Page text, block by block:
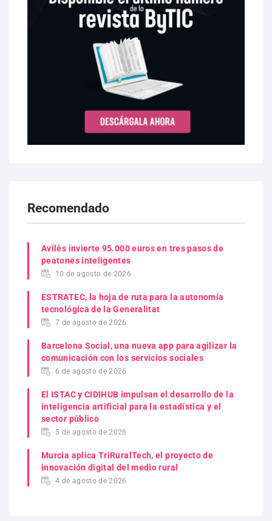
Recomendado
Avilés invierte 95.000 euros en tres pasos de
peatones inteligentes
10 de agosto de 2026
ESTRATEC, la hoja de ruta para la autonomía
tecnológica de la Generalitat
7 de agosto de 2026
Barcelona Social, una nueva app para agilizar la
comunicación con los servicios sociales
6 de agosto de 2026
El ISTAC y CIDIHUB impulsan el desarrollo de la
inteligencia artificial para la estadística y el
sector público
5 de agosto de 2026
Murcia aplica TriRuralTech, el proyecto de
innovación digital del medio rural
4 de agosto de 2026